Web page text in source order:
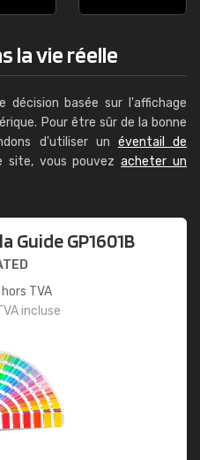
la vie réelle
décision basée sur l'affichage
Pour être sûr de la bonne
d'utiliser un éventail de
site, vous pouvezacheter un
Guide GP1601B
hors TVA
incluse